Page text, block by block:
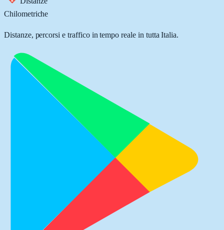
Chilometriche
Distanze, percorsi e traffico in tempo reale in tutta Italia.